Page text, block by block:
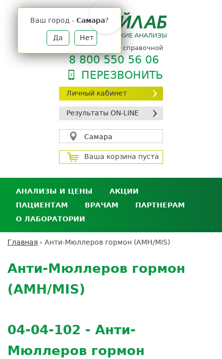
Личный кабинет
Результаты ON-LINE
Самара
Ваш город - Самара?
Да Нет
Ваша корзина пуста
телефон единой справочной
8 800 550 56 06
ПЕРЕЗВОНИТЬ
АНАЛИЗЫ И ЦЕНЫ
Анализы и цены
Где сдать анализы
Выезд на дом
Расшифровка анализов
АКЦИИ
ПАЦИЕНТАМ
Личный кабинет пациента
Дисконтная программа
Обратная связь
Усиление профилактических мер для
безопасности пациентов
ВРАЧАМ
Сотрудничество
лабораторию
ПАРТНЕРАМ
кабинет
партнёра
Экскурсия в
О ЛАБОРАТОРИИ
Вакансии
Документы
здесь
Главная › Анти-Мюллеров гормон (AMH/MIS)
to
top
Анти-Мюллеров гормон
(AMH/MIS)
04-04-102 - Анти-
Мюллеров гормон